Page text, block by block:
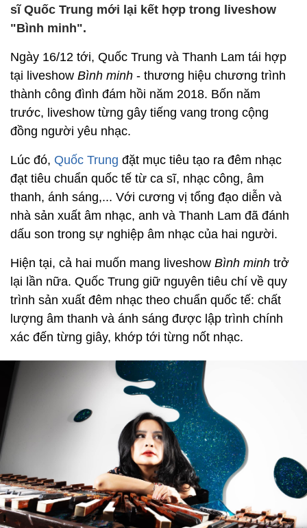
sĩ Quốc Trung mới lại kết hợp trong liveshow
"Bình minh".
Ngày 16/12 tới, Quốc Trung và Thanh Lam tái hợp
tại liveshow Bình minh - thương hiệu chương trình
thành công đình đám hồi năm 2018. Bốn năm
trước, liveshow từng gây tiếng vang trong cộng
đồng người yêu nhạc.
Lúc đó, Quốc Trung đặt mục tiêu tạo ra đêm nhạc
đạt tiêu chuẩn quốc tế từ ca sĩ, nhạc công, âm
thanh, ánh sáng,... Với cương vị tổng đạo diễn và
nhà sản xuất âm nhạc, anh và Thanh Lam đã đánh
dấu son trong sự nghiệp âm nhạc của hai người.
Hiện tại, cả hai muốn mang liveshow Bình minh trở
lại lần nữa. Quốc Trung giữ nguyên tiêu chí về quy
trình sản xuất đêm nhạc theo chuẩn quốc tế: chất
lượng âm thanh và ánh sáng được lập trình chính
xác đến từng giây, khớp tới từng nốt nhạc.